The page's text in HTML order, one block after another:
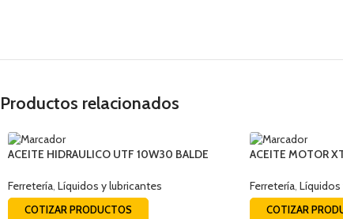
Productos relacionados
ACEITE HIDRAULICO UTF 10W30 BALDE
Ferretería, Líquidos y lubricantes
COTIZAR PRODUCTOS
ACEITE MOTOR
Ferretería, Líquidos
COTIZAR